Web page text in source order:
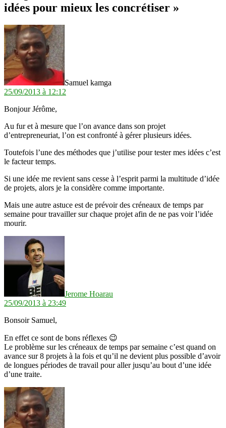
idées pour mieux les concrétiser »
Samuel kamga
25/09/2013 à 12:12
Bonjour Jérôme,
Au fur et à mesure que l’on avance dans son projet
d’entrepreneuriat, l’on est confronté à gérer plusieurs idées.
Toutefois l’une des méthodes que j’utilise pour tester mes idées c’est
le facteur temps.
Si une idée me revient sans cesse à l’esprit parmi la multitude d’idée
de projets, alors je la considère comme importante.
Mais une autre astuce est de prévoir des créneaux de temps par
semaine pour travailler sur chaque projet afin de ne pas voir l’idée
mourir.
Jerome Hoarau
25/09/2013 à 23:49
Bonsoir Samuel,
En effet ce sont de bons réflexes 😉
Le problème sur les créneaux de temps par semaine c’est quand on
avance sur 8 projets à la fois et qu’il ne devient plus possible d’avoir
de longues périodes de travail pour aller jusqu’au bout d’une idée
d’une traite.